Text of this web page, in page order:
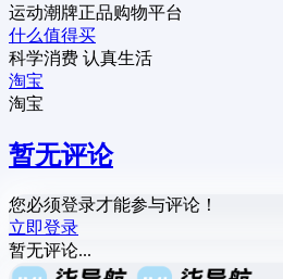
运动潮牌正品购物平台
什么值得买
科学消费 认真生活
淘宝
淘宝
暂无评论
您必须登录才能参与评论！
立即登录
暂无评论...